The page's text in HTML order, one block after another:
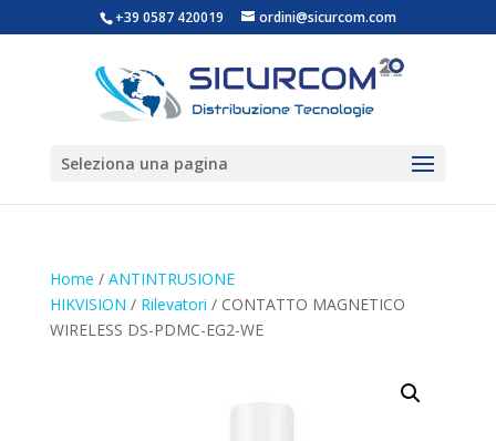
+39 0587 420019 ordini@sicurcom.com
Seleziona una pagina
Home / ANTINTRUSIONE
HIKVISION / Rilevatori / CONTATTO MAGNETICO
WIRELESS DS-PDMC-EG2-WE